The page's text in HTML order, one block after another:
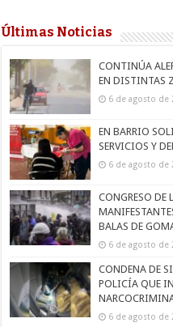
Últimas Noticias
CONTINÚA
EN DISTINTAS
6 de agosto de
EN BARRIO
SERVICIOS Y
6 de agosto de
CONGRESO
BALAS DE
6 de agosto de
CONDENA DE
POLICÍA QUE
6 de agosto de